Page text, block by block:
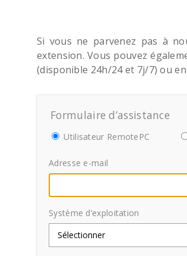
Si vous ne parvenez pas à
extension. Vous pouvez
(disponible 24h/24 et 7j/7) ou
Formulaire d’assistance
Utilisateur RemotePC
Adresse e-mail
Système d’exploitation